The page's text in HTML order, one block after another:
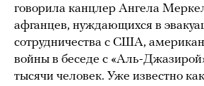
говорила канцлер Ангела
афганцев, нуждающихся в
сотрудничества с США,
войны в беседе с «Аль-
тысячи человек. Уже известно